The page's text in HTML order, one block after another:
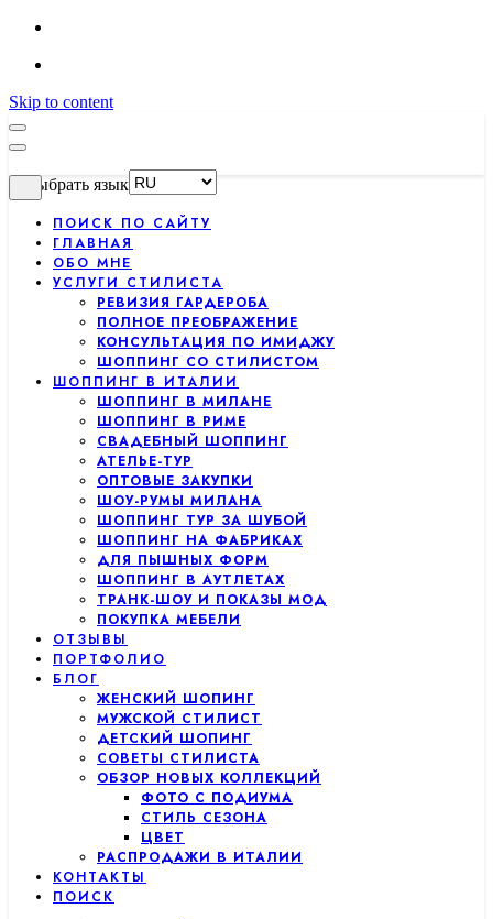
Skip to content
Выбрать язык
ПОИСК ПО САЙТУ
ГЛАВНАЯ
ОБО МНЕ
УСЛУГИ СТИЛИСТА
РЕВИЗИЯ ГАРДЕРОБА
ПОЛНОЕ ПРЕОБРАЖЕНИЕ
КОНСУЛЬТАЦИЯ ПО ИМИДЖУ
ШОППИНГ СО СТИЛИСТОМ
ШОППИНГ В ИТАЛИИ
ШОППИНГ В МИЛАНЕ
ШОППИНГ В РИМЕ
СВАДЕБНЫЙ ШОППИНГ
АТЕЛЬЕ-ТУР
ОПТОВЫЕ ЗАКУПКИ
ШОУ-РУМЫ МИЛАНА
ШОППИНГ ТУР ЗА ШУБОЙ
ШОППИНГ НА ФАБРИКАХ
ДЛЯ ПЫШНЫХ ФОРМ
ШОППИНГ В АУТЛЕТАХ
ТРАНК-ШОУ И ПОКАЗЫ МОД
ПОКУПКА МЕБЕЛИ
ОТЗЫВЫ
ПОРТФОЛИО
БЛОГ
ЖЕНСКИЙ ШОПИНГ
МУЖСКОЙ СТИЛИСТ
ДЕТСКИЙ ШОПИНГ
СОВЕТЫ СТИЛИСТА
ОБЗОР НОВЫХ КОЛЛЕКЦИЙ
ФОТО С ПОДИУМА
СТИЛЬ СЕЗОНА
ЦВЕТ
РАСПРОДАЖИ В ИТАЛИИ
КОНТАКТЫ
ПОИСК